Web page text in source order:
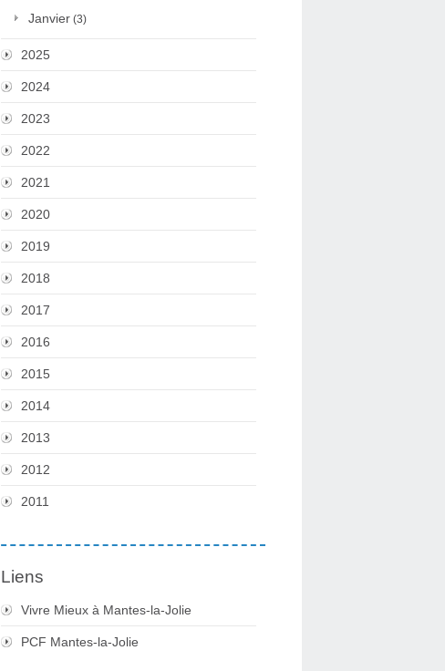
Janvier (3)
2025
2024
2023
2022
2021
2020
2019
2018
2017
2016
2015
2014
2013
2012
2011
Liens
Vivre Mieux à Mantes-la-Jolie
PCF Mantes-la-Jolie